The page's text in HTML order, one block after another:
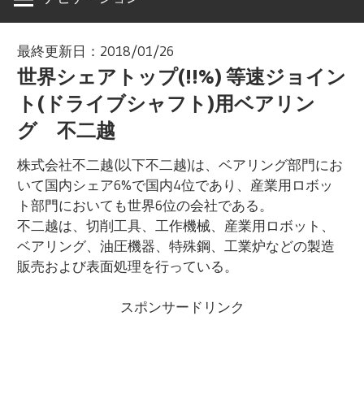
最終更新日：2018/01/26
世界シェアトップ(!!%) 等速ジョイン
ト(ドライブシャフト)用ベアリン
グ 不二越
株式会社不二越(以下不二越)は、ベアリング部門にお
いて国内シェア6%で国内4位であり、産業用ロボッ
ト部門においても世界6位の会社である。
不二越は、切削工具、工作機械、産業用ロボット、
ベアリング、油圧機器、特殊鋼、工業炉などの製造
販売および表面処理を行っている。
スポンサードリンク